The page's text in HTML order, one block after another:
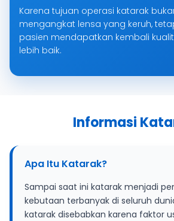
Karena tujuan operasi katarak
mengangkat lensa yang keruh,
pasien mendapatkan kembali
lebih baik.
Informasi
Apa Itu Katarak?
Sampai saat ini katarak menjadi
kebutaan terbanyak di seluruh
katarak disebabkan karena faktor